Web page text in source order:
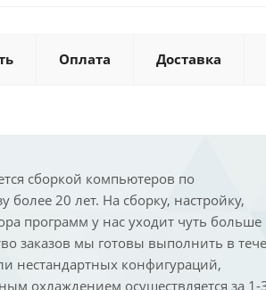
Оплата Доставка
сборкой компьютеров по
более 20 лет. На сборку, настройку,
программ у нас уходит чуть больше
заказов мы готовы выполнить в
нестандартных конфигураций,
охлаждением осуществляется за 1-